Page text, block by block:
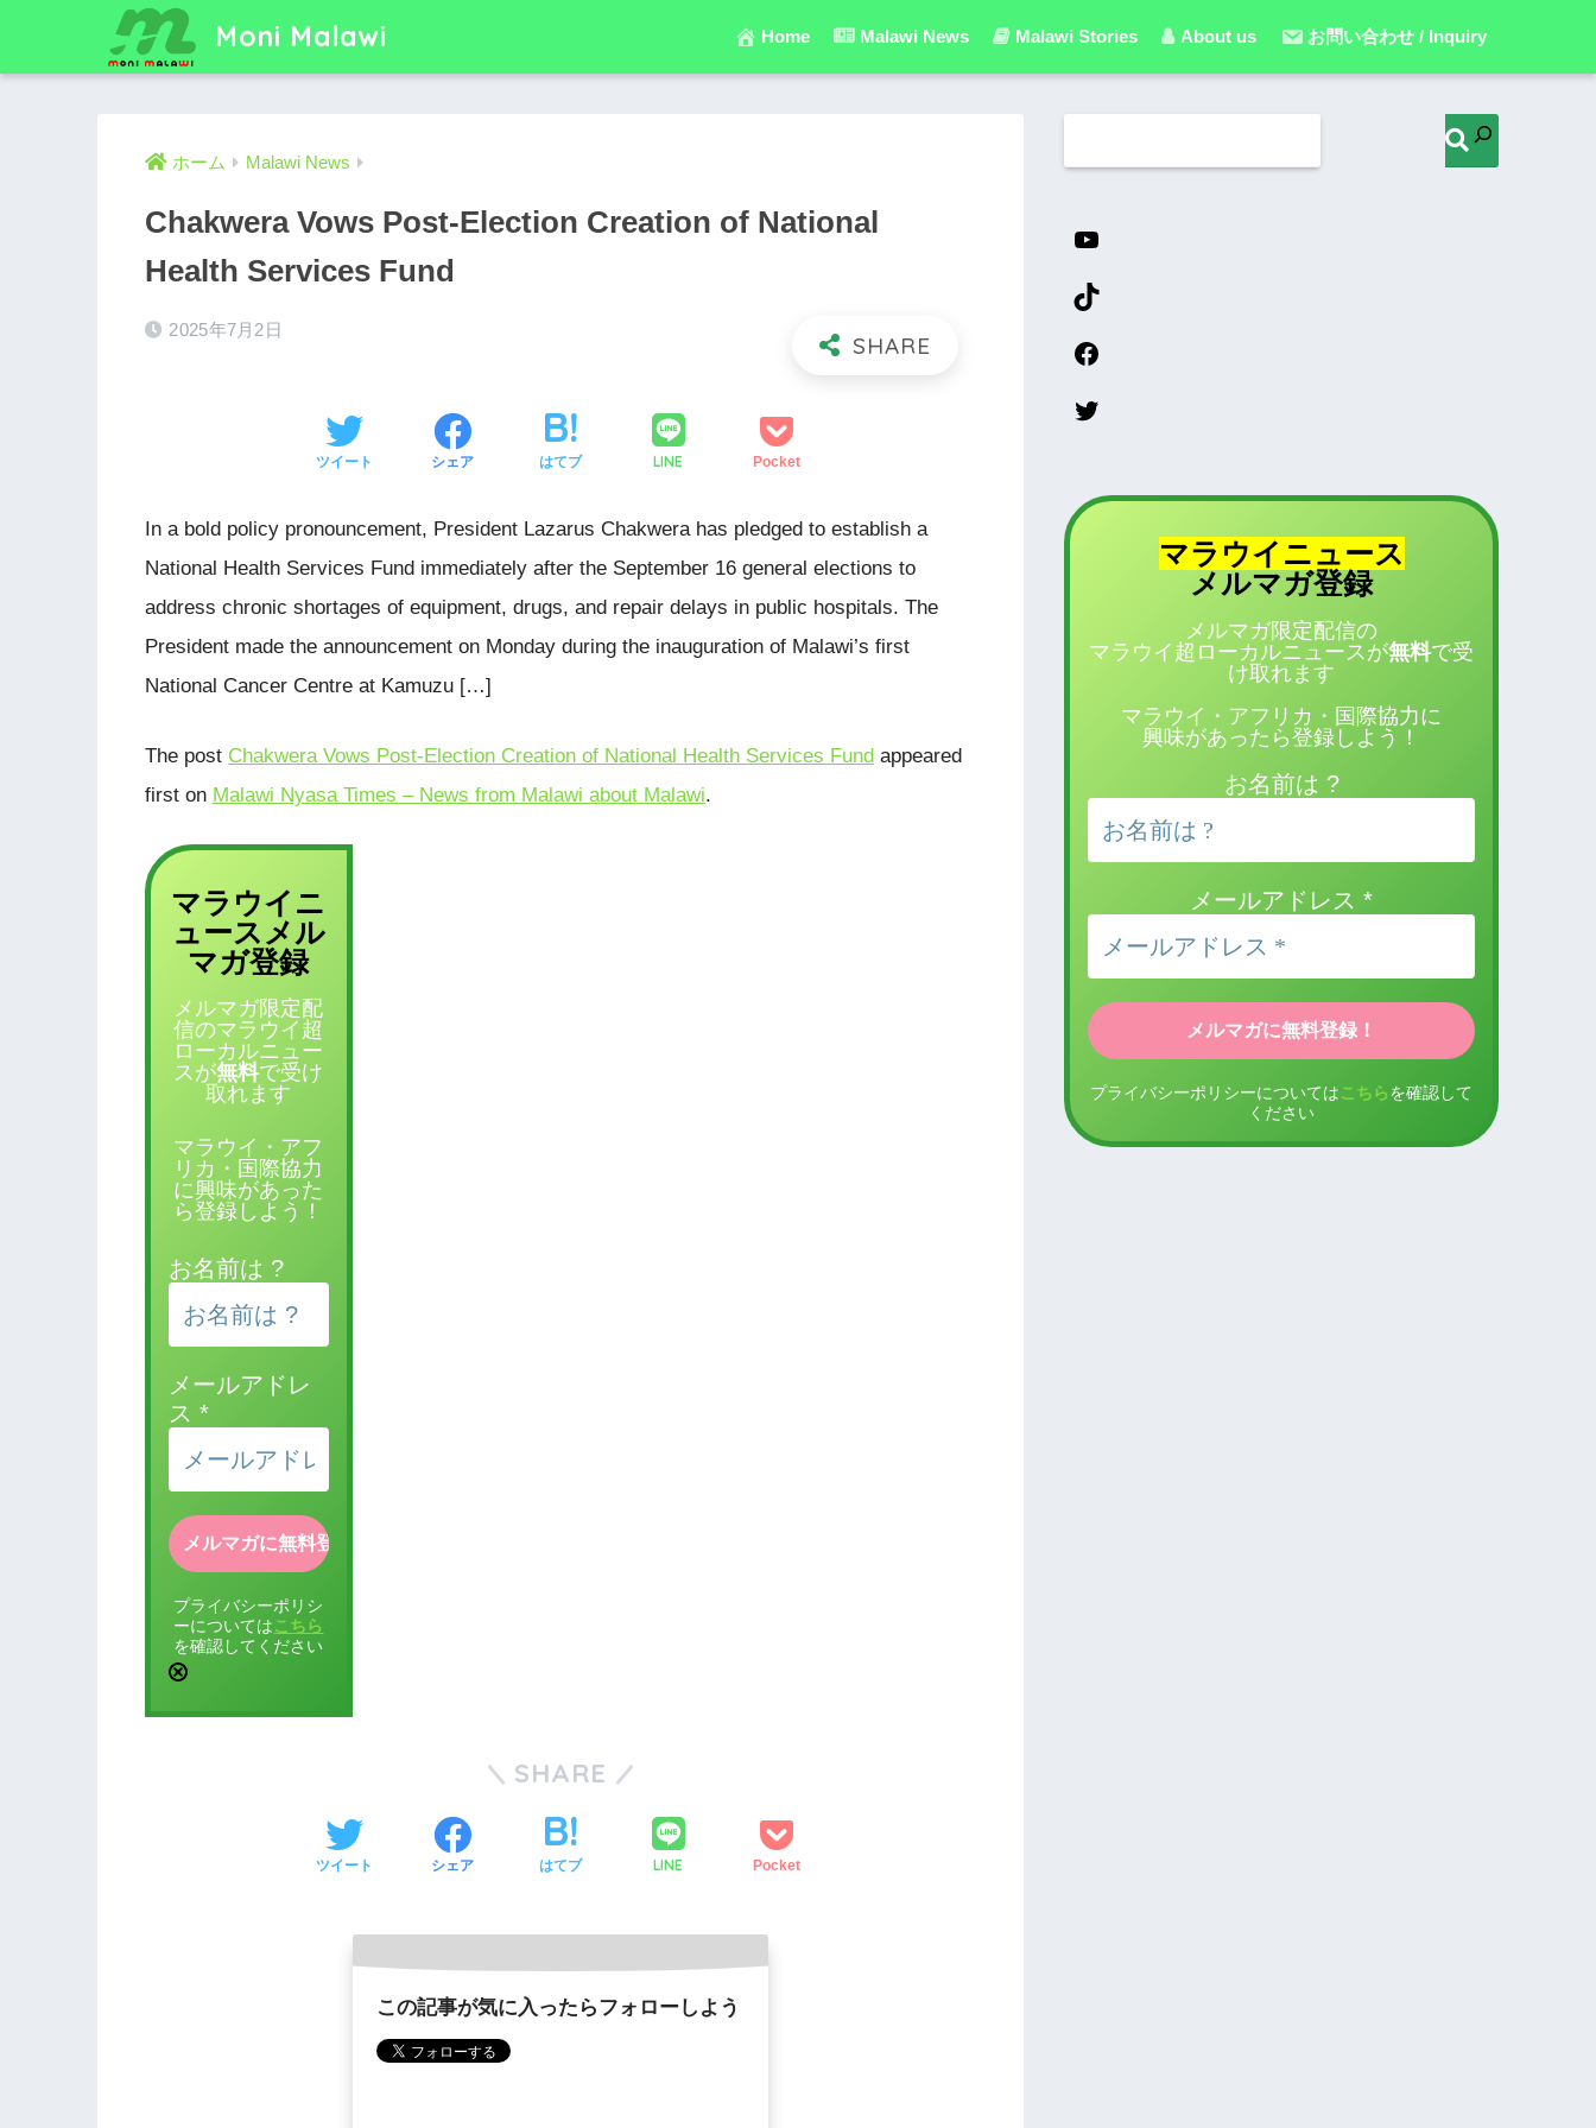
Moni Malawi Home Malawi News Malawi Stories About us お問い合わせ / Inquiry
ホーム Malawi News
Chakwera Vows Post-Election Creation of National
Health Services Fund
2025年7月2日
ツイート シェア はてブ LINE Pocket
In a bold policy pronouncement, President Lazarus Chakwera has pledged to establish a
National Health Services Fund immediately after the September 16 general elections to
address chronic shortages of equipment, drugs, and repair delays in public hospitals. The
President made the announcement on Monday during the inauguration of Malawi’s first
National Cancer Centre at Kamuzu […]
The post Chakwera Vows Post-Election Creation of National Health Services Fund appeared
first on Malawi Nyasa Times – News from Malawi about Malawi.
マラウイニ
ュース メル
マガ登録
メルマガ限定配
信のマラウイ超
ローカルニュー
スが無料で受け
取れます
マラウイ・アフ
リカ・国際協力
に興味があった
ら登録しよう！
お名前は ?
メールアドレ
ス *
プライバシーポリシ
ーについては こちら
を確認してください
SHARE
ツイート シェア はてブ LINE Pocket
この記事が気に入ったらフォローしよう
マラウイニュース
メルマガ登録
メルマガ限定配信の
マラウイ超ローカルニュースが無料で受
け取れます
マラウイ・アフリカ・国際協力に
興味があったら登録しよう！
お名前は ?
メールアドレス*
プライバシーポリシーについては こちら を確認して
ください